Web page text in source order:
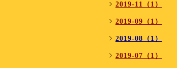
2019-11（1）
2019-09（1）
2019-08（1）
2019-07（1）